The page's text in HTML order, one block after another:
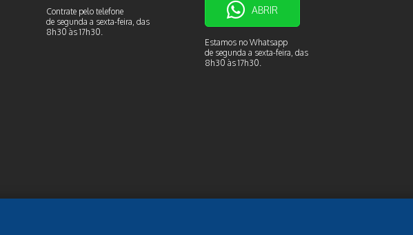
Contrate pelo telefone
de segunda a sexta-feira, das
8h30 às 17h30.
ABRIR
Estamos no Whatsapp
de segunda a sexta-feira, das
8h30 às 17h30.